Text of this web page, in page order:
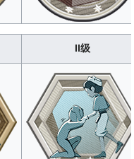
误欢迎改正
2 10 31 63
持球冲撞：撞晕监管者时间（秒
编辑组测试，单局上限为8<br>
53 159 318
感官代偿：单局内破译进度达到
次数（次）经WIKI编辑组测试，
为1<br>数据仅供参考，如有错
正
21 63 127
混乱通路：利用直线通道晕眩监
II级